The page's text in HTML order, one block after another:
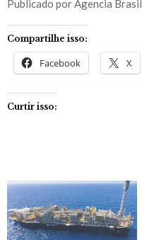
Publicado por Agencia Brasil
Compartilhe isso:
Facebook X
Curtir isso: